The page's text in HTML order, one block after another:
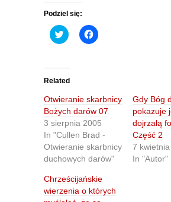
Podziel się:
C
l
t
o
s
a
r
e
o
n
T
w
i
t
e
r
(
C
l
a
r
e
o
n
F
a
c
e
o
o
k
Related
Otwieranie skarbnicy
Bożych darów 07
3 sierpnia 2005
In "Cullen Brad -
Otwieranie skarbnicy
duchowych darów"
Gdy Bóg
pokazuje
dojrzałą
Część 2
7
In "Autor"
Chrześcijańskie
wierzenia o których